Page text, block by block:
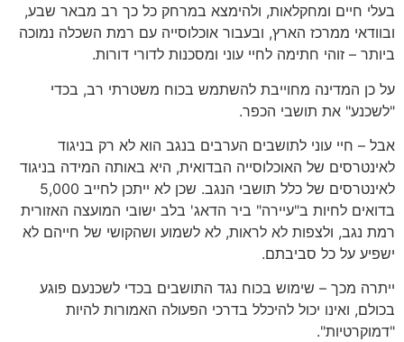
בעלי חיים ומחקלאות, ולהימצא במרחק כל כך רב מבאר שבע,
ובוודאי ממרכז הארץ, ובעבור אוכלוסייה עם רמת השכלה נמוכה
ביותר – זוהי חתימה לחיי עוני ומסכנות לדורי דורות.
על כן המדינה מחוייבת להשתמש בכוח משטרתי רב, בכדי
"לשכנע" את תושבי הכפר.
אבל – חיי עוני לתושבים הערבים בנגב הוא לא רק בניגוד
לאינטרסים של האוכלוסייה הבדואית, היא באותה המידה בניגוד
לאינטרסים של כלל תושבי הנגב. שכן לא ייתכן לחייב 5,000
בדואים לחיות ב"עיירה" ביר הדאג' בלב ישובי המועצה האזורית
רמת נגב, ולצפות לא לראות, לא לשמוע ושהקושי של חייהם לא
ישפיע על כל סביבתם.
ייתרה מכך – שימוש בכוח נגד התושבים בכדי לשכנעם פוגע
בכולם, ואינו יכול להיכלל בדרכי הפעולה האמורות להיות
"דמוקרטיות".